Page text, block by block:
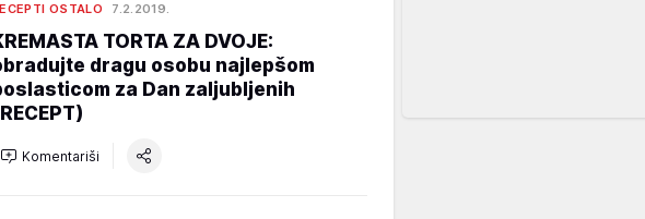
OSTALO 7.2.2019.
TORTA ZA DVOJE:
dragu osobu najlepšom
za Dan zaljubljenih
Komentariši